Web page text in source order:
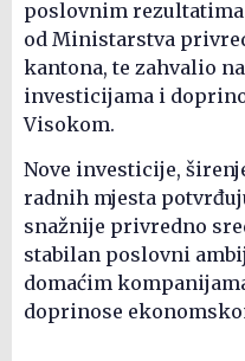
poslovnim
od Ministarstva
kantona, te zahvalio
investicijama i
Visokom.
Nove investicije,
radnih mjesta
snažnije privredno
stabilan poslovni
domaćim
doprinose